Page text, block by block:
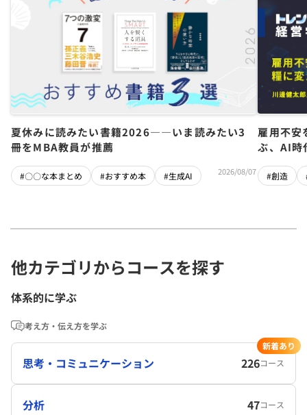
夏休みに読みたい書籍2026――いま読みたい3
冊をMBA教員が推薦
#〇〇な本まとめ #おすすめ本 #生成AI 2026/08/07
雇用不
ぶ、AI時
#創造
他カテゴリからコースを探す
体系的に学ぶ
考え方・伝え方を学ぶ
思考・コミュニケーション 226コース
新着あり
分析 47コース